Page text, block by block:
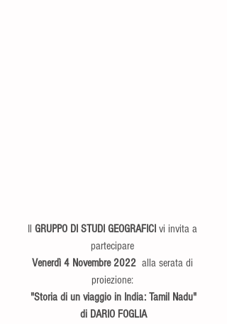
Il GRUPPO DI STUDI GEOGRAFICI vi invita a
partecipare
Venerdì 4 Novembre 2022 alla serata di
proiezione:
"Storia di un viaggio in India: Tamil Nadu"
di DARIO FOGLIA